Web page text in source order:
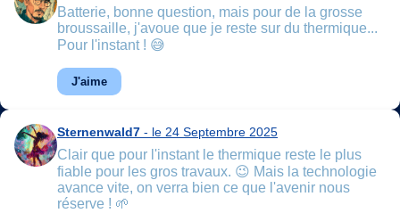
Batterie, bonne question, mais pour de la grosse
broussaille, j'avoue que je reste sur du thermique...
Pour l'instant ! 😅
J'aime
Sternenwald7 - le 24 Septembre 2025
Clair que pour l'instant le thermique reste le plus
fiable pour les gros travaux. 😉 Mais la technologie
avance vite, on verra bien ce que l'avenir nous
réserve ! 🌱